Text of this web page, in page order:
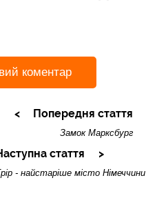
коментар
Попередня стаття
Замок Марксбург
стаття
- найстаріше місто Німеччини